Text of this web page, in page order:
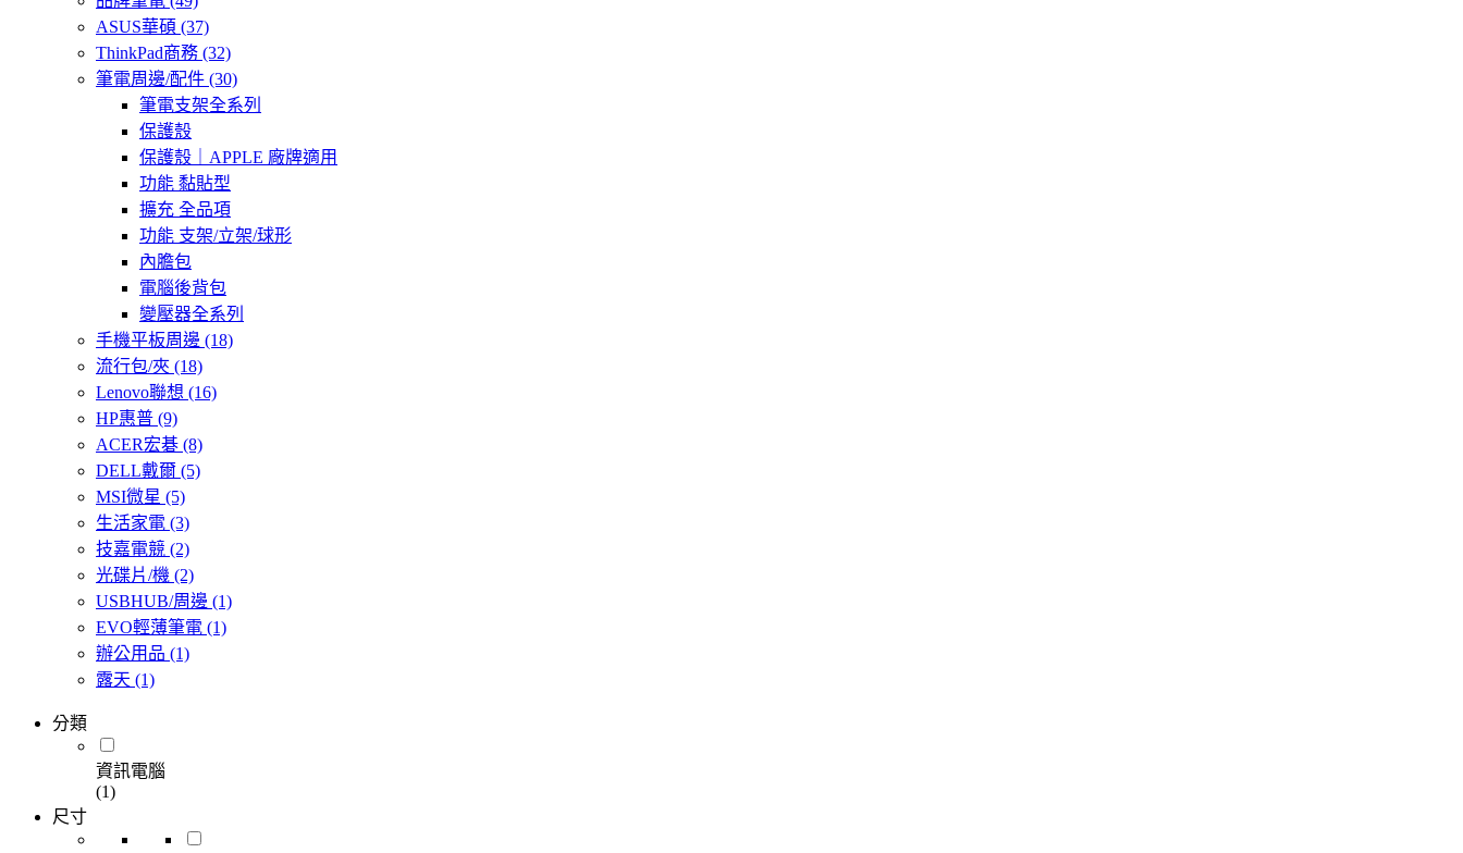
ASUS華碩 (37)
ThinkPad商務 (32)
筆電周邊/配件 (30)
筆電支架全系列
保護殼
保護殼｜APPLE 廠牌適用
功能 黏貼型
擴充 全品項
功能 支架/立架/球形
內膽包
電腦後背包
變壓器全系列
手機平板周邊 (18)
流行包/夾 (18)
Lenovo聯想 (16)
HP惠普 (9)
ACER宏碁 (8)
DELL戴爾 (5)
MSI微星 (5)
生活家電 (3)
技嘉電競 (2)
光碟片/機 (2)
USBHUB/周邊 (1)
EVO輕薄筆電 (1)
辦公用品 (1)
露天 (1)
分類
資訊電腦
(1)
尺寸